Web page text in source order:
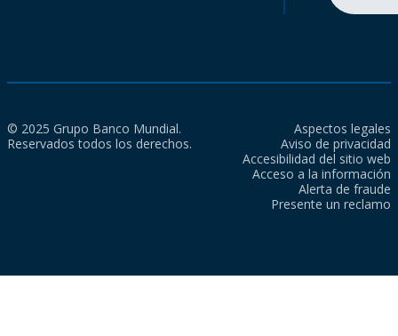
© 2025 Grupo Banco Mundial.
Reservados todos los derechos.
Aspectos legales
Aviso de privacidad
Accesibilidad del sitio web
Acceso a la información
Alerta de fraude
Presente un reclamo